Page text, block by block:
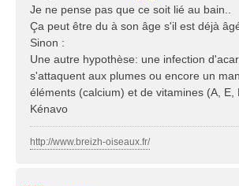
g
e
Je ne pense pas que ce soit lié au bain..
Ça peut être du à son âge s'il est déjà
Sinon :
Une autre hypothèse: une infection
s'attaquent aux plumes ou encore un
éléments (calcium) et de vitamines (A, E,
Kénavo
http://www.breizh-oiseaux.fr/